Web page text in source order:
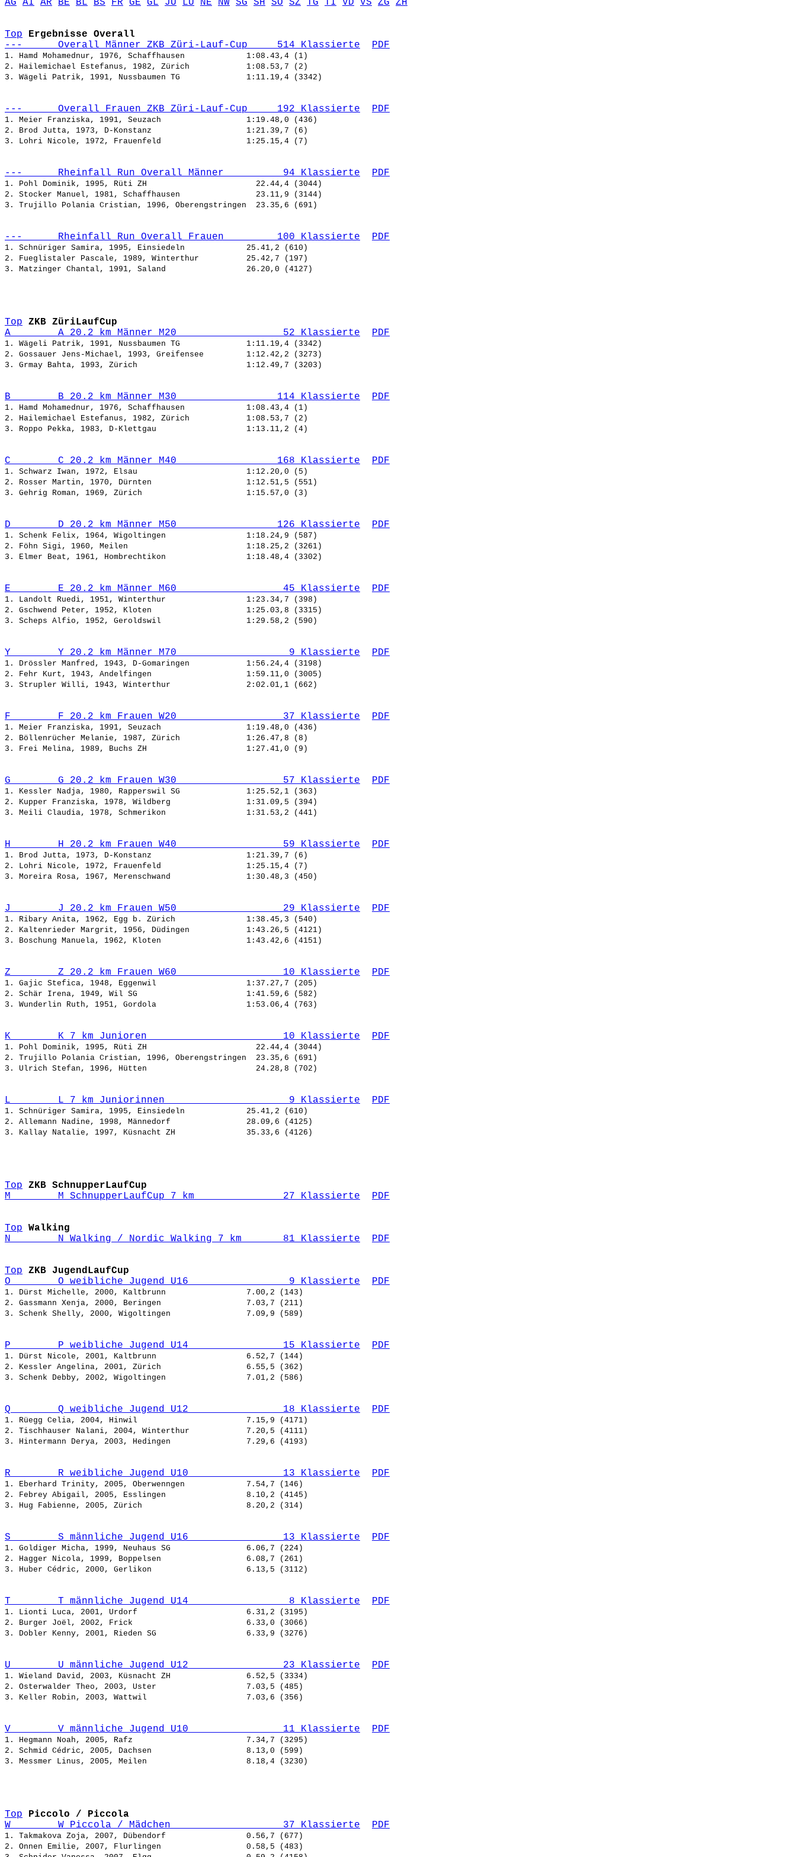
AG
AI AR BE BL BS FR GE GL JU LU NE NW SG SH SO SZ TG TI VD VS ZG ZH
Top
Ergebnisse Overall
---      Overall Männer ZKB Züri-Lauf-Cup     514 Klassierte
PDF
1. Hamd Mohamednur, 1976, Schaffhausen
2. Hailemichael Estefanus, 1982, Zürich
3. Wägeli Patrik, 1991, Nussbaumen TG
---      Overall Frauen ZKB Züri-Lauf-Cup     192 Klassierte PDF
1. Meier Franziska, 1991, Seuzach
2. Brod Jutta, 1973, D-Konstanz
3. Lohri Nicole, 1972, Frauenfeld
---      Rheinfall Run Overall Männer          94 Klassierte PDF
1. Pohl Dominik, 1995, Rüti ZH
2. Stocker Manuel, 1981, Schaffhausen
3. Trujillo Polania Cristian, 1996, Oberengstringen
---      Rheinfall Run Overall Frauen         100 Klassierte PDF
1. Schnüriger Samira, 1995, Einsiedeln
2. Fueglistaler Pascale, 1989, Winterthur
3. Matzinger Chantal, 1991, Saland
Top
ZKB ZüriLaufCup
A        A 20.2 km Männer M20                  52 Klassierte
PDF
1. Wägeli Patrik, 1991, Nussbaumen TG
2. Gossauer Jens-Michael, 1993, Greifensee
3. Grmay Bahta, 1993, Zürich
B        B 20.2 km Männer M30                 114 Klassierte PDF
1. Hamd Mohamednur, 1976, Schaffhausen
2. Hailemichael Estefanus, 1982, Zürich
3. Roppo Pekka, 1983, D-Klettgau
C        C 20.2 km Männer M40                 168 Klassierte PDF
1. Schwarz Iwan, 1972, Elsau
2. Rosser Martin, 1970, Dürnten
3. Gehrig Roman, 1969, Zürich
D        D 20.2 km Männer M50                 126 Klassierte PDF
1. Schenk Felix, 1964, Wigoltingen
2. Föhn Sigi, 1960, Meilen
3. Elmer Beat, 1961, Hombrechtikon
E        E 20.2 km Männer M60                  45 Klassierte PDF
1. Landolt Ruedi, 1951, Winterthur
2. Gschwend Peter, 1952, Kloten
3. Scheps Alfio, 1952, Geroldswil
Y        Y 20.2 km Männer M70                   9 Klassierte PDF
1. Drössler Manfred, 1943, D-Gomaringen
2. Fehr Kurt, 1943, Andelfingen
3. Strupler Willi, 1943, Winterthur
F        F 20.2 km Frauen W20                  37 Klassierte PDF
1. Meier Franziska, 1991, Seuzach
2. Böllenrücher Melanie, 1987, Zürich
3. Frei Melina, 1989, Buchs ZH
G        G 20.2 km Frauen W30                  57 Klassierte PDF
1. Kessler Nadja, 1980, Rapperswil SG
2. Kupper Franziska, 1978, Wildberg
3. Meili Claudia, 1978, Schmerikon
H        H 20.2 km Frauen W40                  59 Klassierte PDF
1. Brod Jutta, 1973, D-Konstanz
2. Lohri Nicole, 1972, Frauenfeld
3. Moreira Rosa, 1967, Merenschwand
J        J 20.2 km Frauen W50                  29 Klassierte PDF
1. Ribary Anita, 1962, Egg b. Zürich
2. Kaltenrieder Margrit, 1956, Düdingen
3. Boschung Manuela, 1962, Kloten
Z        Z 20.2 km Frauen W60                  10 Klassierte PDF
1. Gajic Stefica, 1948, Eggenwil
2. Schär Irena, 1949, Wil SG
3. Wunderlin Ruth, 1951, Gordola
K        K 7 km Junioren                       10 Klassierte PDF
1. Pohl Dominik, 1995, Rüti ZH
2. Trujillo Polania Cristian, 1996, Oberengstringen
3. Ulrich Stefan, 1996, Hütten
L        L 7 km Juniorinnen                     9 Klassierte PDF
1. Schnüriger Samira, 1995, Einsiedeln
2. Allemann Nadine, 1998, Männedorf
3. Kallay Natalie, 1997, Küsnacht ZH
Top
ZKB SchnupperLaufCup
M        M SchnupperLaufCup 7 km               27 Klassierte
PDF
Top
Walking
N        N Walking / Nordic Walking 7 km       81 Klassierte
PDF
Top
ZKB JugendLaufCup
O        O weibliche Jugend U16                 9 Klassierte
PDF
1. Dürst Michelle, 2000, Kaltbrunn
2. Gassmann Xenja, 2000, Beringen
3. Schenk Shelly, 2000, Wigoltingen
P        P weibliche Jugend U14                15 Klassierte PDF
1. Dürst Nicole, 2001, Kaltbrunn
2. Kessler Angelina, 2001, Zürich
3. Schenk Debby, 2002, Wigoltingen
Q        Q weibliche Jugend U12                18 Klassierte PDF
1. Rüegg Celia, 2004, Hinwil
2. Tischhauser Nalani, 2004, Winterthur
3. Hintermann Derya, 2003, Hedingen
R        R weibliche Jugend U10                13 Klassierte PDF
1. Eberhard Trinity, 2005, Oberwenngen
2. Febrey Abigail, 2005, Esslingen
3. Hug Fabienne, 2005, Zürich
S        S männliche Jugend U16                13 Klassierte PDF
1. Goldiger Micha, 1999, Neuhaus SG
2. Hagger Nicola, 1999, Boppelsen
3. Huber Cédric, 2000, Gerlikon
T        T männliche Jugend U14                 8 Klassierte PDF
1. Lionti Luca, 2001, Urdorf
2. Burger Joël, 2002, Frick
3. Dobler Kenny, 2001, Rieden SG
U        U männliche Jugend U12                23 Klassierte PDF
1. Wieland David, 2003, Küsnacht ZH
2. Osterwalder Theo, 2003, Uster
3. Keller Robin, 2003, Wattwil
V        V männliche Jugend U10                11 Klassierte PDF
1. Hegmann Noah, 2005, Rafz
2. Schmid Cédric, 2005, Dachsen
3. Messmer Linus, 2005, Meilen
Top
Piccolo / Piccola
W        W Piccola / Mädchen                   37 Klassierte
PDF
1. Takmakova Zoja, 2007, Dübendorf
2. Onnen Emilie, 2007, Flurlingen